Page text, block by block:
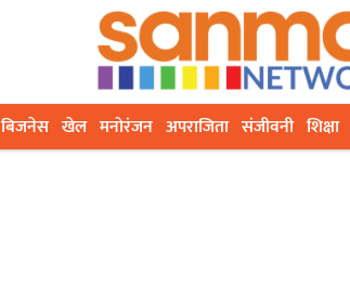
बिजनेस खेल मनोरंजन अपराजिता संजीवनी शिक्षा